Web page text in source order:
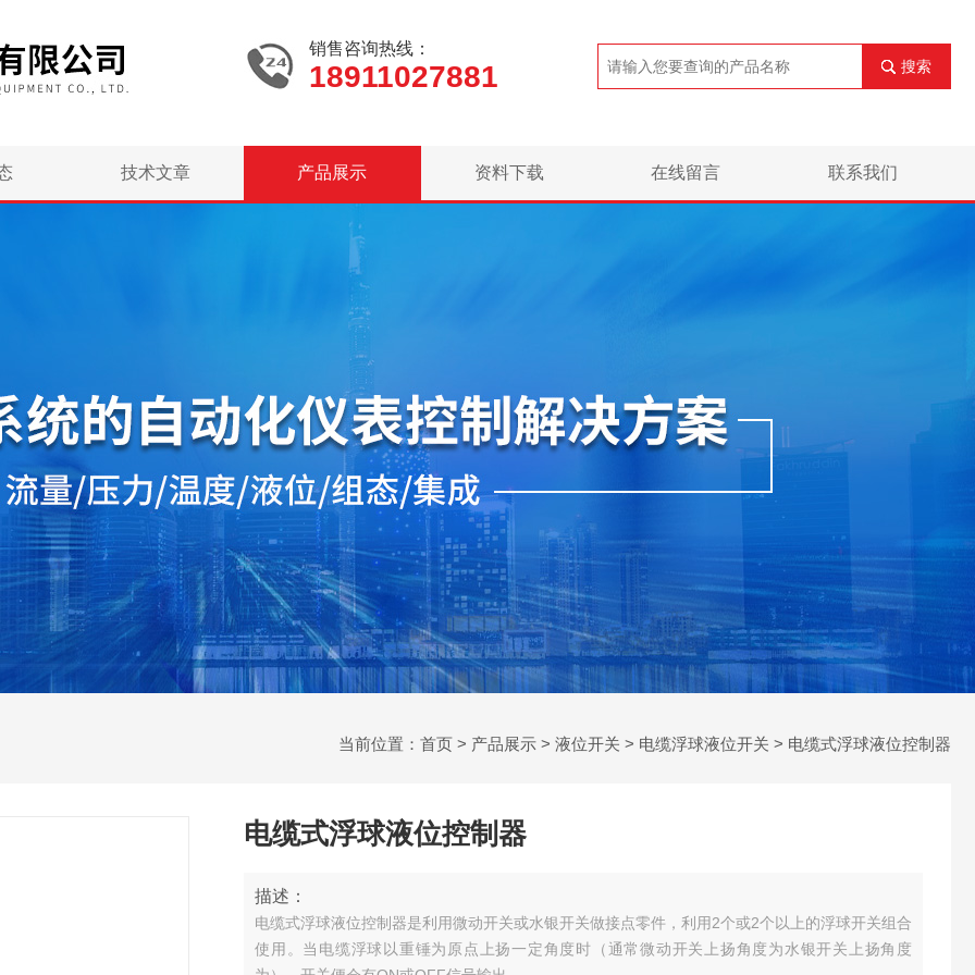
销售咨询热线：
18911027881 搜索
技术文章 产品展示 资料下载 在线留言 联系我们
当前位置： 首页 > 产品展示 > 液位开关 > 电缆浮球液位开关 > 电缆式浮球液位控制器
电缆式浮球液位控制器
描述：
电缆式浮球液位控制器是利用微动开关或水银开关做接点零件，利用2个或2个以上的浮球开关组合
使用。当电缆浮球以重锤为原点上扬一定角度时（通常微动开关上扬角度为水银开关上扬角度